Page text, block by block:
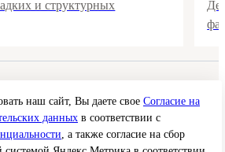
и структурных
конфиденциальности
Публичная оферта
Карта сайта
наш сайт, Вы даете свое Согласие на
данных в соответствии с
, а также согласие на сбор